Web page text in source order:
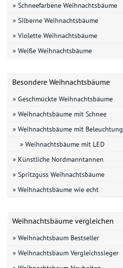
» Schneefarbene Weihnachtsbäume
» Silberne Weihnachtsbäume
» Violette Weihnachtsbäume
» Weiße Weihnachtsbäume
Besondere Weihnachtsbäume
» Geschmückte Weihnachtsbäume
» Weihnachtsbäume mit Schnee
» Weihnachtsbäume mit Beleuchtung
» Weihnachtsbäume mit LED
» Künstliche Nordmanntannen
» Spritzguss Weihnachtsbäume
» Weihnachtsbäume wie echt
Weihnachtsbäume vergleichen
» Weihnachtsbaum Bestseller
» Weihnachtsbaum Vergleichssieger